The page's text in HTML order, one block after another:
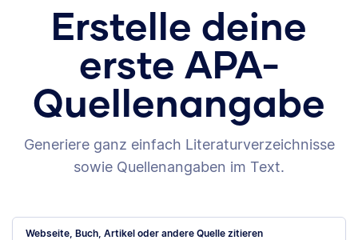
Erstelle deine
erste APA-
Quellenangabe
Generiere ganz einfach Literaturverzeichnisse
sowie Quellenangaben im Text.
Webseite, Buch, Artikel oder andere Quelle zitieren